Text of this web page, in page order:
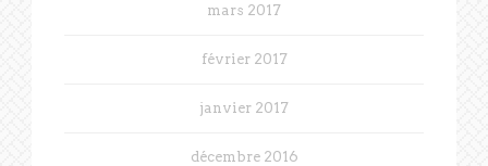
mars 2017
février 2017
janvier 2017
décembre 2016